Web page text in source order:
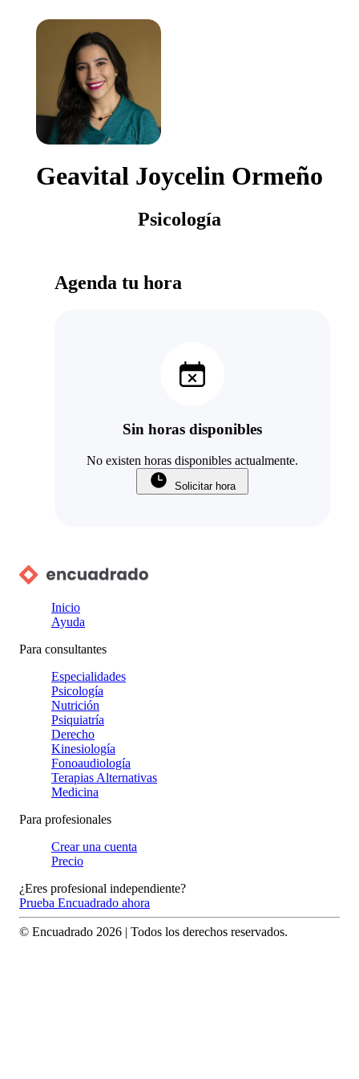
Geavital Joycelin Ormeño
Psicología
Agenda tu hora
Sin horas disponibles
No existen horas disponibles actualmente.
Solicitar hora
Inicio
Ayuda
Para consultantes
Especialidades
Psicología
Nutrición
Psiquiatría
Derecho
Kinesiología
Fonoaudiología
Terapias Alternativas
Medicina
Para profesionales
Crear una cuenta
Precio
¿Eres profesional independiente?
Prueba Encuadrado ahora
© Encuadrado 2026 | Todos los derechos reservados.